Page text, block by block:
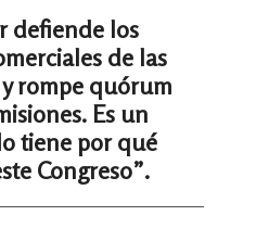
defiende los
de las
rompe quórum
Es un
tiene por qué
Congreso”.